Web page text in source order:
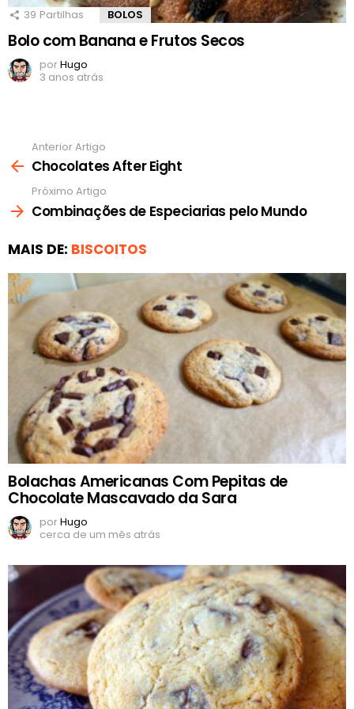
39 Partilhas BOLOS
Bolo com Banana e Frutos Secos
porHugo
3 anos atrás
mais
Anterior Artigo
Chocolates After Eight
Próximo Artigo
Combinações de Especiarias pelo Mundo
MAIS DE: BISCOITOS
Bolachas Americanas Com Pepitas de
Chocolate Mascavado da Sara
porHugo
cerca de um mês atrás